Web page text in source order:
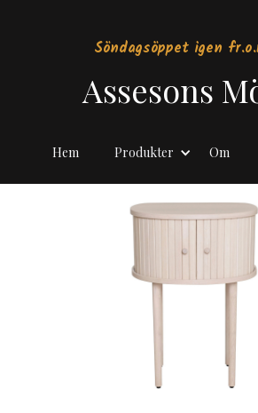
Söndagsöppet igen
Assesons
Hem Produkter Om